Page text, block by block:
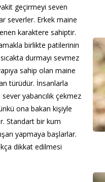
geçirmeyi seven
severler. Erkek maine
karaktere sahiptir.
birlikte patilerinin
durmayı sevmez
sahip olan maine
türüdür. İnsanlarla
yabancılık çekmez
ona bakan kişiyle
Standart bir kum
yapmaya başlarlar.
dikkat edilmesi